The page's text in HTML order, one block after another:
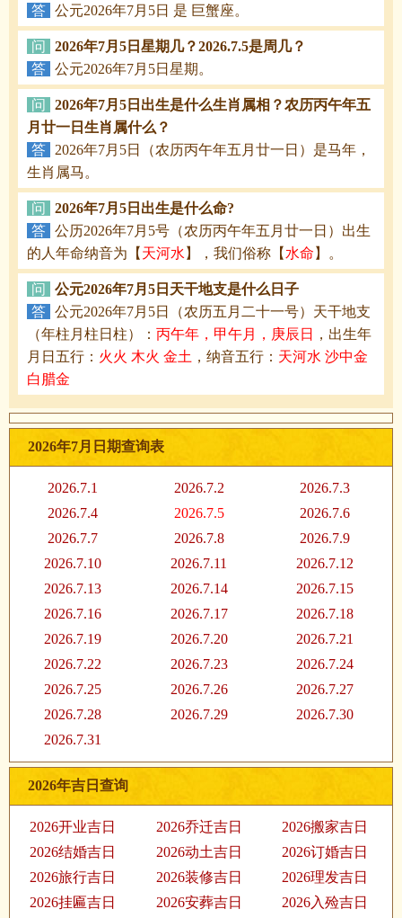
答 公元2026年7月5日 是 巨蟹座。
问
2026年7月5日星期几？2026.7.5是周几？
答 公元2026年7月5日星期。
问
2026年7月5日出生是什么生肖属相？农历丙午年五
月廿一日生肖属什么？
答
2026年7月5日（农历丙午年五月廿一日）是马年，
生肖属马。
问
2026年7月5日出生是什么命?
答 公历2026年7月5号（农历丙午年五月廿一日）出生
的人年命纳音为【 天河水 】，我们俗称【 水命 】。
问
公元2026年7月5日天干地支是什么日子
答 公元2026年7月5日（农历五月二十一号）天干地支
（年柱月柱日柱）： 丙午年，甲午月，庚辰日
，出生年
月日五行： 火火 木火 金土 ，纳音五行： 天河水 沙中金
白腊金
2026年7月日期查询表
2026.7.1 2026.7.2
2026.7.3
2026.7.4
2026.7.5
2026.7.6
2026.7.7
2026.7.8
2026.7.9
2026.7.10
2026.7.11
2026.7.12
2026.7.13
2026.7.14
2026.7.15
2026.7.16
2026.7.17
2026.7.18
2026.7.19
2026.7.20
2026.7.21
2026.7.22
2026.7.23
2026.7.24
2026.7.25
2026.7.26
2026.7.27
2026.7.28
2026.7.29
2026.7.30
2026.7.31
2026年吉日查询
2026开业吉日 2026乔迁吉日
2026搬家吉日
2026结婚吉日
2026动土吉日
2026订婚吉日
2026旅行吉日
2026装修吉日
2026理发吉日
2026挂匾吉日
2026安葬吉日
2026入殓吉日